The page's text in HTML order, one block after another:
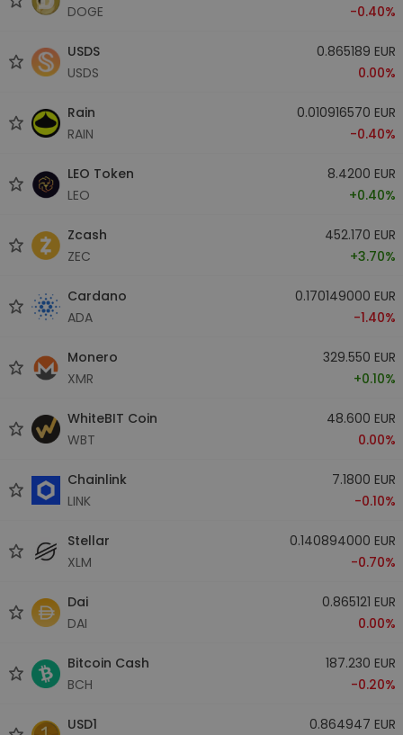
DOGE
-0.40%
USDS
USDS
0.865189 EUR
0.00%
Rain
RAIN
0.010916570 EUR
-0.40%
LEO Token
LEO
8.4200 EUR
+0.40%
Zcash
ZEC
452.170 EUR
+3.70%
Cardano
ADA
0.170149000 EUR
-1.40%
Monero
XMR
329.550 EUR
+0.10%
WhiteBIT Coin
WBT
48.600 EUR
0.00%
Chainlink
LINK
7.1800 EUR
-0.10%
Stellar
XLM
0.140894000 EUR
-0.70%
Dai
DAI
0.865121 EUR
0.00%
Bitcoin Cash
BCH
187.230 EUR
-0.20%
USD1
0.864947 EUR